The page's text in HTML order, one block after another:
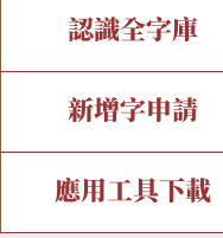
認識全字庫
全字庫介紹
中文碼介紹
IDS查詢
複合查詢
新增字申請
新字申請處理流程
字形即時顯示
應用工具下載